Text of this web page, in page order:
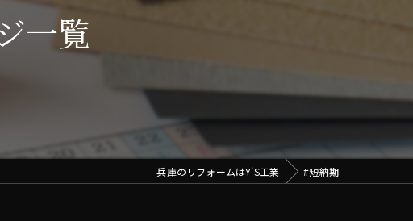
内装
リノベーション
一覧
兵庫のリフォームはY'S工業 #短納期